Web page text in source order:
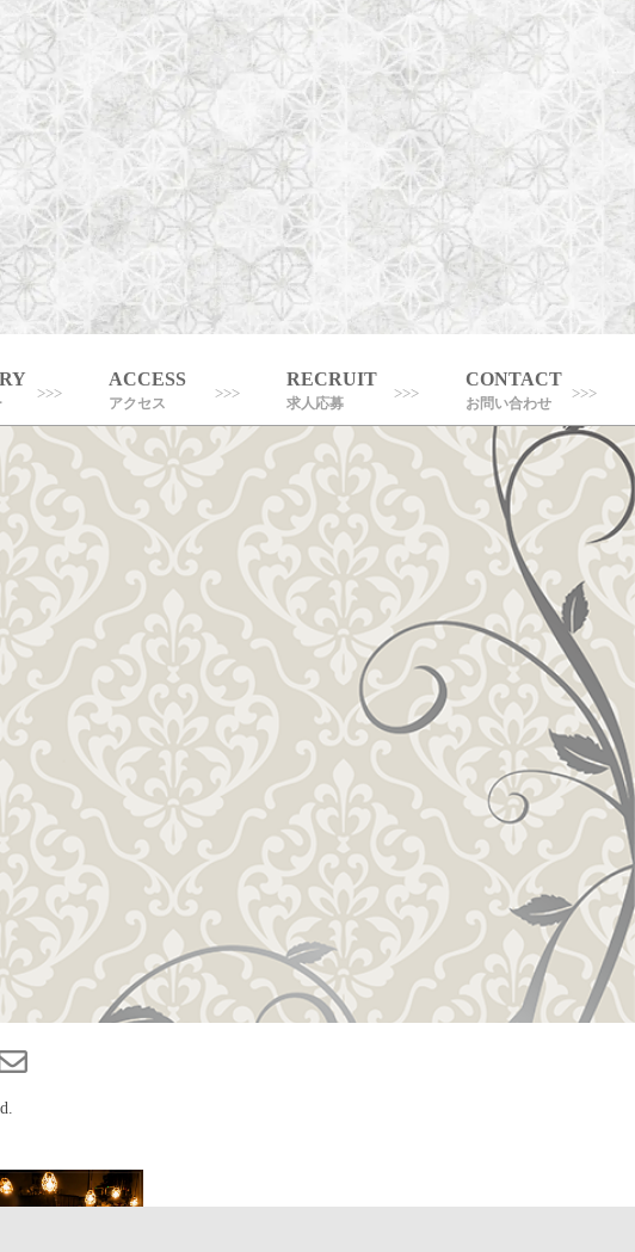
ACCESS
アクセス
RECRUIT
求人応募
CONTACT
お問い合わせ